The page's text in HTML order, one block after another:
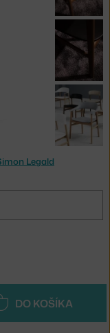
Legald
DO KOŠÍKA